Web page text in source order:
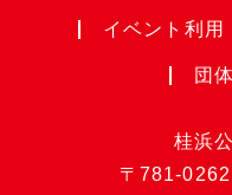
イベント利用
団
桂浜
〒781-0262